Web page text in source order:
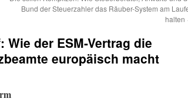
Bund der Steuerzahler das Räuber-System am
halten
der ESM-Vertrag die
europäisch macht